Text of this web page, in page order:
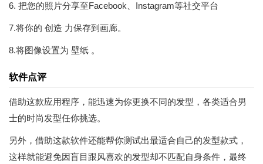
6. 把您的照片分享至Facebook、Instagram等社交平台
7.将你的 创造 力保存到画廊。
8.将图像设置为 壁纸 。
软件点评
借助这款应用程序，能迅速为你更换不同的发型，各类适合男
士的时尚发型任你挑选。
另外，借助这款软件还能帮你测试出最适合自己的发型款式，
这样就能避免因盲目跟风喜欢的发型却不匹配自身条件，最终